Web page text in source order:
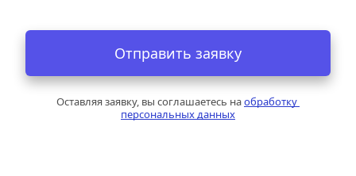
Отправить заявку
Оставляя заявку, вы соглашаетесь на обработку
персональных данных